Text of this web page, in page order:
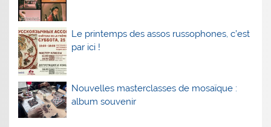
Le printemps des assos russophones, c’est
par ici !
Nouvelles masterclasses de mosaïque :
album souvenir